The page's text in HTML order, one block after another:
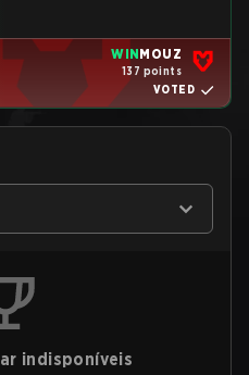
WINMOUZ
137 points
VOTED
indisponíveis